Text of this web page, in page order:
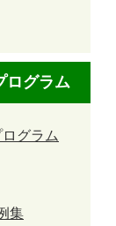
ログラム
グラム
集